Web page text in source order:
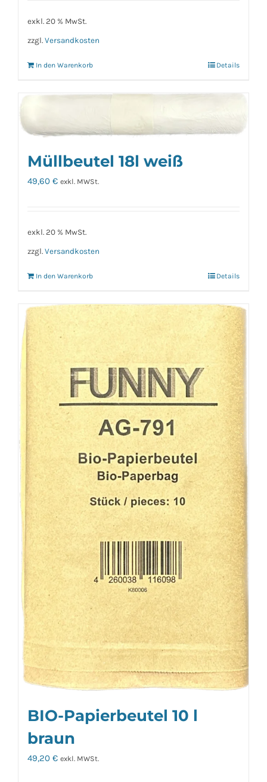
exkl. 20 % MwSt.
zzgl. Versandkosten
In den Warenkorb Details
Müllbeutel 18l weiß
49,60 € exkl. MWSt.
exkl. 20 % MwSt.
zzgl. Versandkosten
In den Warenkorb Details
BIO-Papierbeutel 10 l
braun
49,20 € exkl. MWSt.